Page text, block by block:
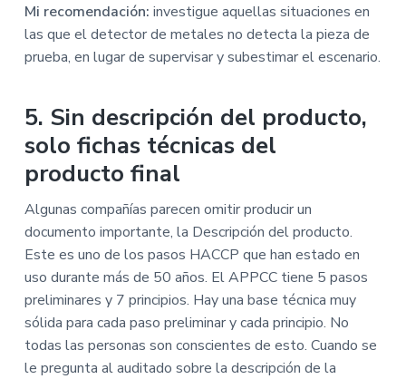
Mi recomendación: investigue aquellas situaciones en
las que el detector de metales no detecta la pieza de
prueba, en lugar de supervisar y subestimar el escenario.
5. Sin descripción del producto,
solo fichas técnicas del
producto final
Algunas compañías parecen omitir producir un
documento importante, la Descripción del producto.
Este es uno de los pasos HACCP que han estado en
uso durante más de 50 años. El APPCC tiene 5 pasos
preliminares y 7 principios. Hay una base técnica muy
sólida para cada paso preliminar y cada principio. No
todas las personas son conscientes de esto. Cuando se
le pregunta al auditado sobre la descripción de la